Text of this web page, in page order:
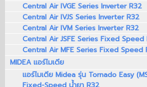
Central Air IVGE Series Inverter R32
Central Air IVJS Series Inverter R32
Central Air IVM Series Inverter R32
Central Air JSFE Series Fixed Speed
Central Air MFE Series Fixed Speed
MIDEA แอร์ไมเดีย
แอร์ไมเดีย Midea รุ่น Tornado Easy